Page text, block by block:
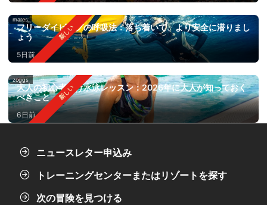
mares
フリーダイビングの呼吸法：落ち着いて、より安全に潜りまし
ょう
5日前
zoggs
大人の初心者向け水泳レッスン：2026年に大人が知っておく
べきこと
6日前
ニュースレター申込み
トレーニングセンターまたはリゾートを探す
次の冒険を見つける